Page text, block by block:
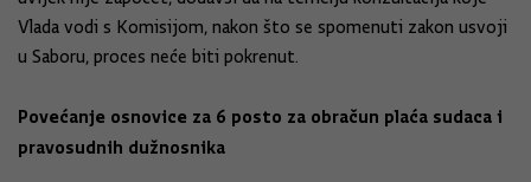
Vlada vodi s Komisijom, nakon što se spomenuti zakon usvoji
u Saboru, proces neće biti pokrenut.
Povećanje osnovice za 6 posto za obračun plaća sudaca i
pravosudnih dužnosnika